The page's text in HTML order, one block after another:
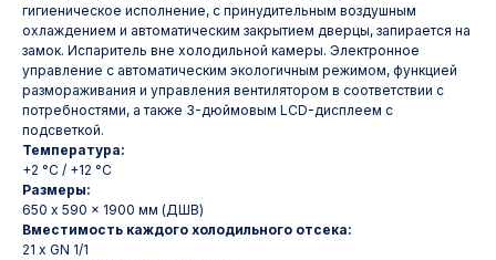
гигиеническое исполнение, с принудительным воздушным
охлаждением и автоматическим закрытием дверцы, запирается на
замок. Испаритель вне холодильной камеры. Электронное
управление с автоматическим экологичным режимом, функцией
размораживания и управления вентилятором в соответствии с
потребностями, а также 3-дюймовым LCD-дисплеем с
подсветкой.
Температура:
+2 °C / +12 °C
Размеры:
650 x 590 x 1900 мм (ДШВ)
Вместимость каждого холодильного отсека:
21 x GN 1/1